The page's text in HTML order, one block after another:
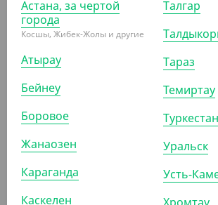
3 638.30
Салфетка с ажурным краем,
Астана, за чертой
города
Косшы, Жибек-Жолы и другие
Атырау
Бейнеу
Боровое
Жанаозен
Караганда
Каскелен
Талгар
Тараз
Темиртау
Туркестан
Уральск
Усть-